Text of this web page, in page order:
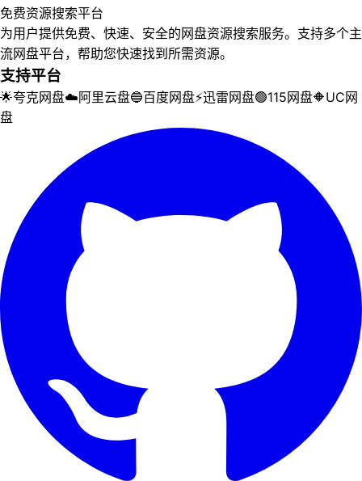
免费资源搜索平台
为用户提供免费、快速、安全的网盘资源搜索服务。支持多个主
流网盘平台，帮助您快速找到所需资源。
支持平台
🌟夸克网盘☁️阿里云盘🔵百度网盘⚡迅雷网盘🟢115网盘🔶UC网
盘